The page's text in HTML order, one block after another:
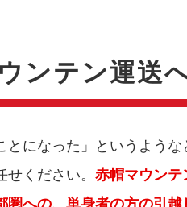
ンテン運送
になった」というような
ください。 赤帽マウンテ
圏への、単身者の方の引越